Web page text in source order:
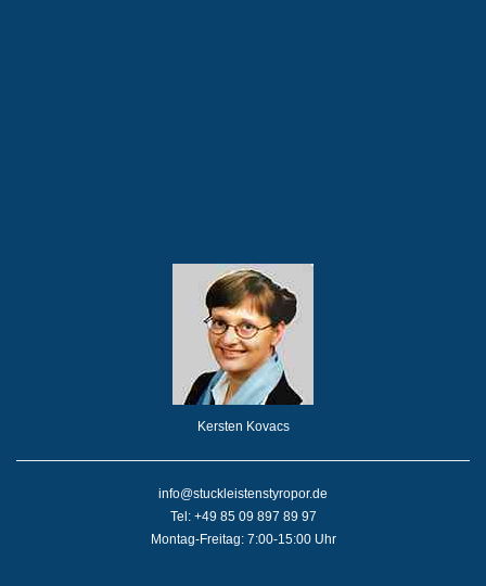
Kersten Kovacs
info@stuckleistenstyropor.de
Tel: +49 85 09 897 89 97
Montag-Freitag: 7:00-15:00 Uhr